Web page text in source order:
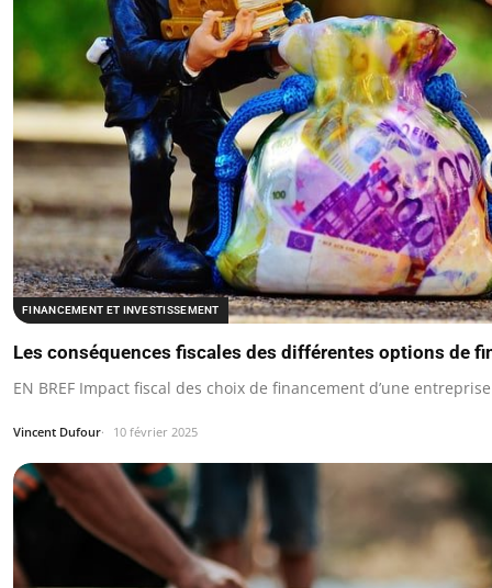
FINANCEMENT ET INVESTISSEMENT
Les conséquences fiscales des différentes options de
EN BREF Impact fiscal des choix de financement d’une
Vincent Dufour 10 février 2025